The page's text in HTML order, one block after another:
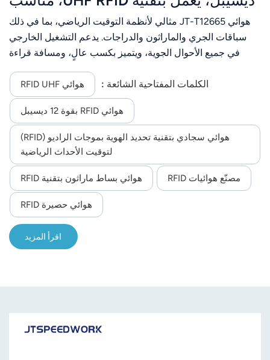
لسجادات الماراثون، بتردد 860-960
ميجاهرتز
هوائي JT-T12665 ​​مثالي لأنظمة التوقيت الرياضي، بما في ذلك
سباقات الجري والماراثون والدراجات. يدعم التشغيل الخارجي
في جميع الأحوال الجوية، ويتميز بكسب عالٍ، ومسافة قراءة
الكلمات المفتاحية الشائعة :
هوائي RFID UHF
هوائي RFID بقوة 12 ديسيبل
هوائي سجادي بتقنية تحديد الهوية بموجات الراديو (RFID)
لتوقيت الأحداث الرياضية
مصنّع هوائيات RFID هوائي بساط ماراثون بتقنية RFID
هوائي حصيرة RFID
اقرأ المزيد